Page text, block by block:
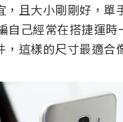
，且大小剛剛好，單
自己經常在搭捷運
，這樣的尺寸最適合